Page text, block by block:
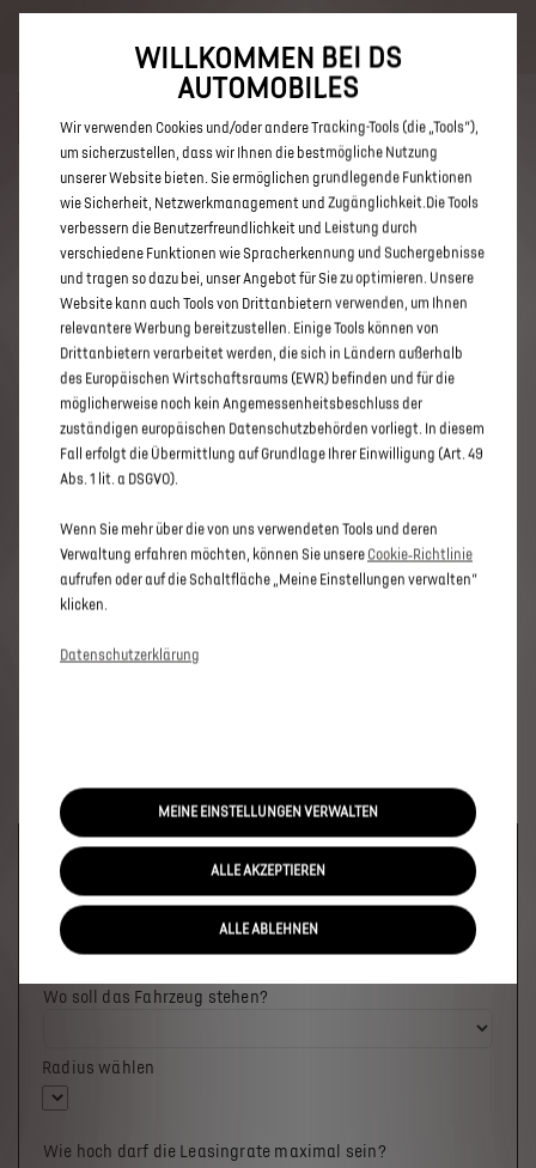
Hybride. Mehr erfahren >>
ENTDECKEN SIE ALLE DS 3 UND
DS 3 CROSSBACK E-TENSE IN
GÜTERSLOH
Welches Fahrzeug möchten Sie?
Wo soll das Fahrzeug stehen?
Radius wählen
Wie hoch darf die Leasingrate maximal sein?
WILLKOMMEN BEI DS
AUTOMOBILES
Wir verwenden Cookies und/oder andere Tracking-Tools (die „Tools“),
um sicherzustellen, dass wir Ihnen die bestmögliche Nutzung
unserer Website bieten. Sie ermöglichen grundlegende Funktionen
wie Sicherheit, Netzwerkmanagement und Zugänglichkeit.Die Tools
verbessern die Benutzerfreundlichkeit und Leistung durch
verschiedene Funktionen wie Spracherkennung und Suchergebnisse
und tragen so dazu bei, unser Angebot für Sie zu optimieren. Unsere
Website kann auch Tools von Drittanbietern verwenden, um Ihnen
relevantere Werbung bereitzustellen. Einige Tools können von
Drittanbietern verarbeitet werden, die sich in Ländern außerhalb
des Europäischen Wirtschaftsraums (EWR) befinden und für die
möglicherweise noch kein Angemessenheitsbeschluss der
zuständigen europäischen Datenschutzbehörden vorliegt. In diesem
Fall erfolgt die Übermittlung auf Grundlage Ihrer Einwilligung (Art. 49
Abs. 1 lit. a DSGVO).
Wenn Sie mehr über die von uns verwendeten Tools und deren
Verwaltung erfahren möchten, können Sie unsere Cookie‑Richtlinie
aufrufen oder auf die Schaltfläche „Meine Einstellungen verwalten“
klicken.
Datenschutzerklärung
MEINE EINSTELLUNGEN VERWALTEN
ALLE AKZEPTIEREN
ALLE ABLEHNEN